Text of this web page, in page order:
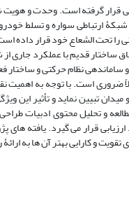
قرار گرفته است. وحدت و
ارتباطی سواره و تسلط
تحت الشعاع خود قرار داده
قدیم با عملکرد جاری
نظام حرکتی و ساختار
است. با توجه به اهمیت
تبیین نماید و تأثیر این
و تحلیل محتوی ادبیات
قرار می گیرد. یافته
و کارایی بهتر آن ها به ارائۀ